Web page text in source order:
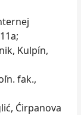
Kulpín,
fak.,
Ćirpanova